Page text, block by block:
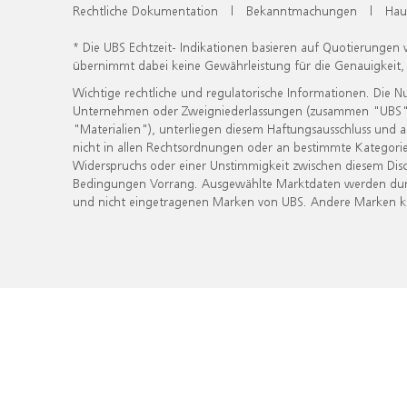
Rechtliche Dokumentation | Bekanntmachungen |
* Die UBS Echtzeit- Indikationen basieren auf
übernimmt dabei keine Gewährleistung für die
Wichtige rechtliche und regulatorische Informationen. Die
Unternehmen oder Zweigniederlassungen (zusammen
"Materialien"), unterliegen diesem Haftungsausschluss
nicht in allen Rechtsordnungen oder an bestimmte
Widerspruchs oder einer Unstimmigkeit zwischen diesem
Bedingungen Vorrang. Ausgewählte Marktdaten werden
und nicht eingetragenen Marken von UBS. Andere Marken